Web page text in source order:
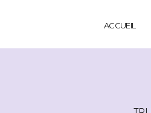
ACCUEIL